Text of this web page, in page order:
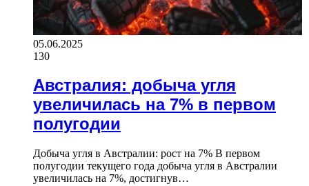
05.06.2025
130
Австралия: добыча угля
увеличилась на 7% в первом
полугодии
Добыча угля в Австралии: рост на 7% В первом
полугодии текущего года добыча угля в Австралии
увеличилась на 7%, достигнув…